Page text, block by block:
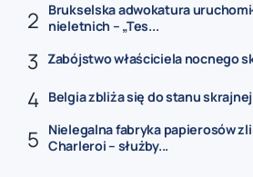
Brukselska adwokatura
nieletnich – „Tes...
Zabójstwo właściciela nocnego
Belgia zbliża się do stanu
Nielegalna fabryka papierosów
Charleroi – służby...